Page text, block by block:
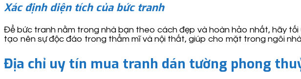
Xác định diện tích của bức tranh
Để bức tranh nằm trong nhà bạn theo cách đẹp và hoàn hảo nhất, hãy
tạo nên sự độc đáo trong thẩm mĩ và nội thất, giúp cho mặt trong ngôi
Địa chỉ uy tín mua tranh dán tường phong